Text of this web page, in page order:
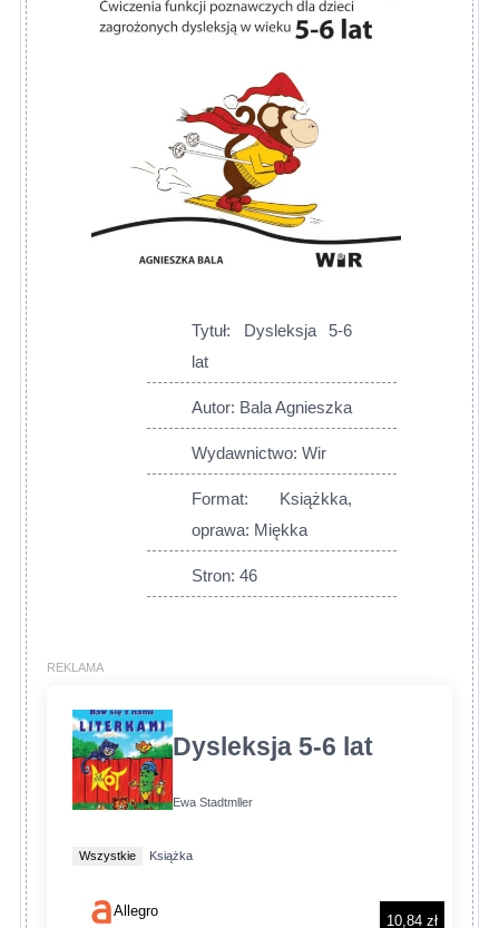
Tytuł: Dysleksja 5-6
lat
Autor: Bala Agnieszka
Wydawnictwo: Wir
Format: Książkka,
oprawa: Miękka
Stron: 46